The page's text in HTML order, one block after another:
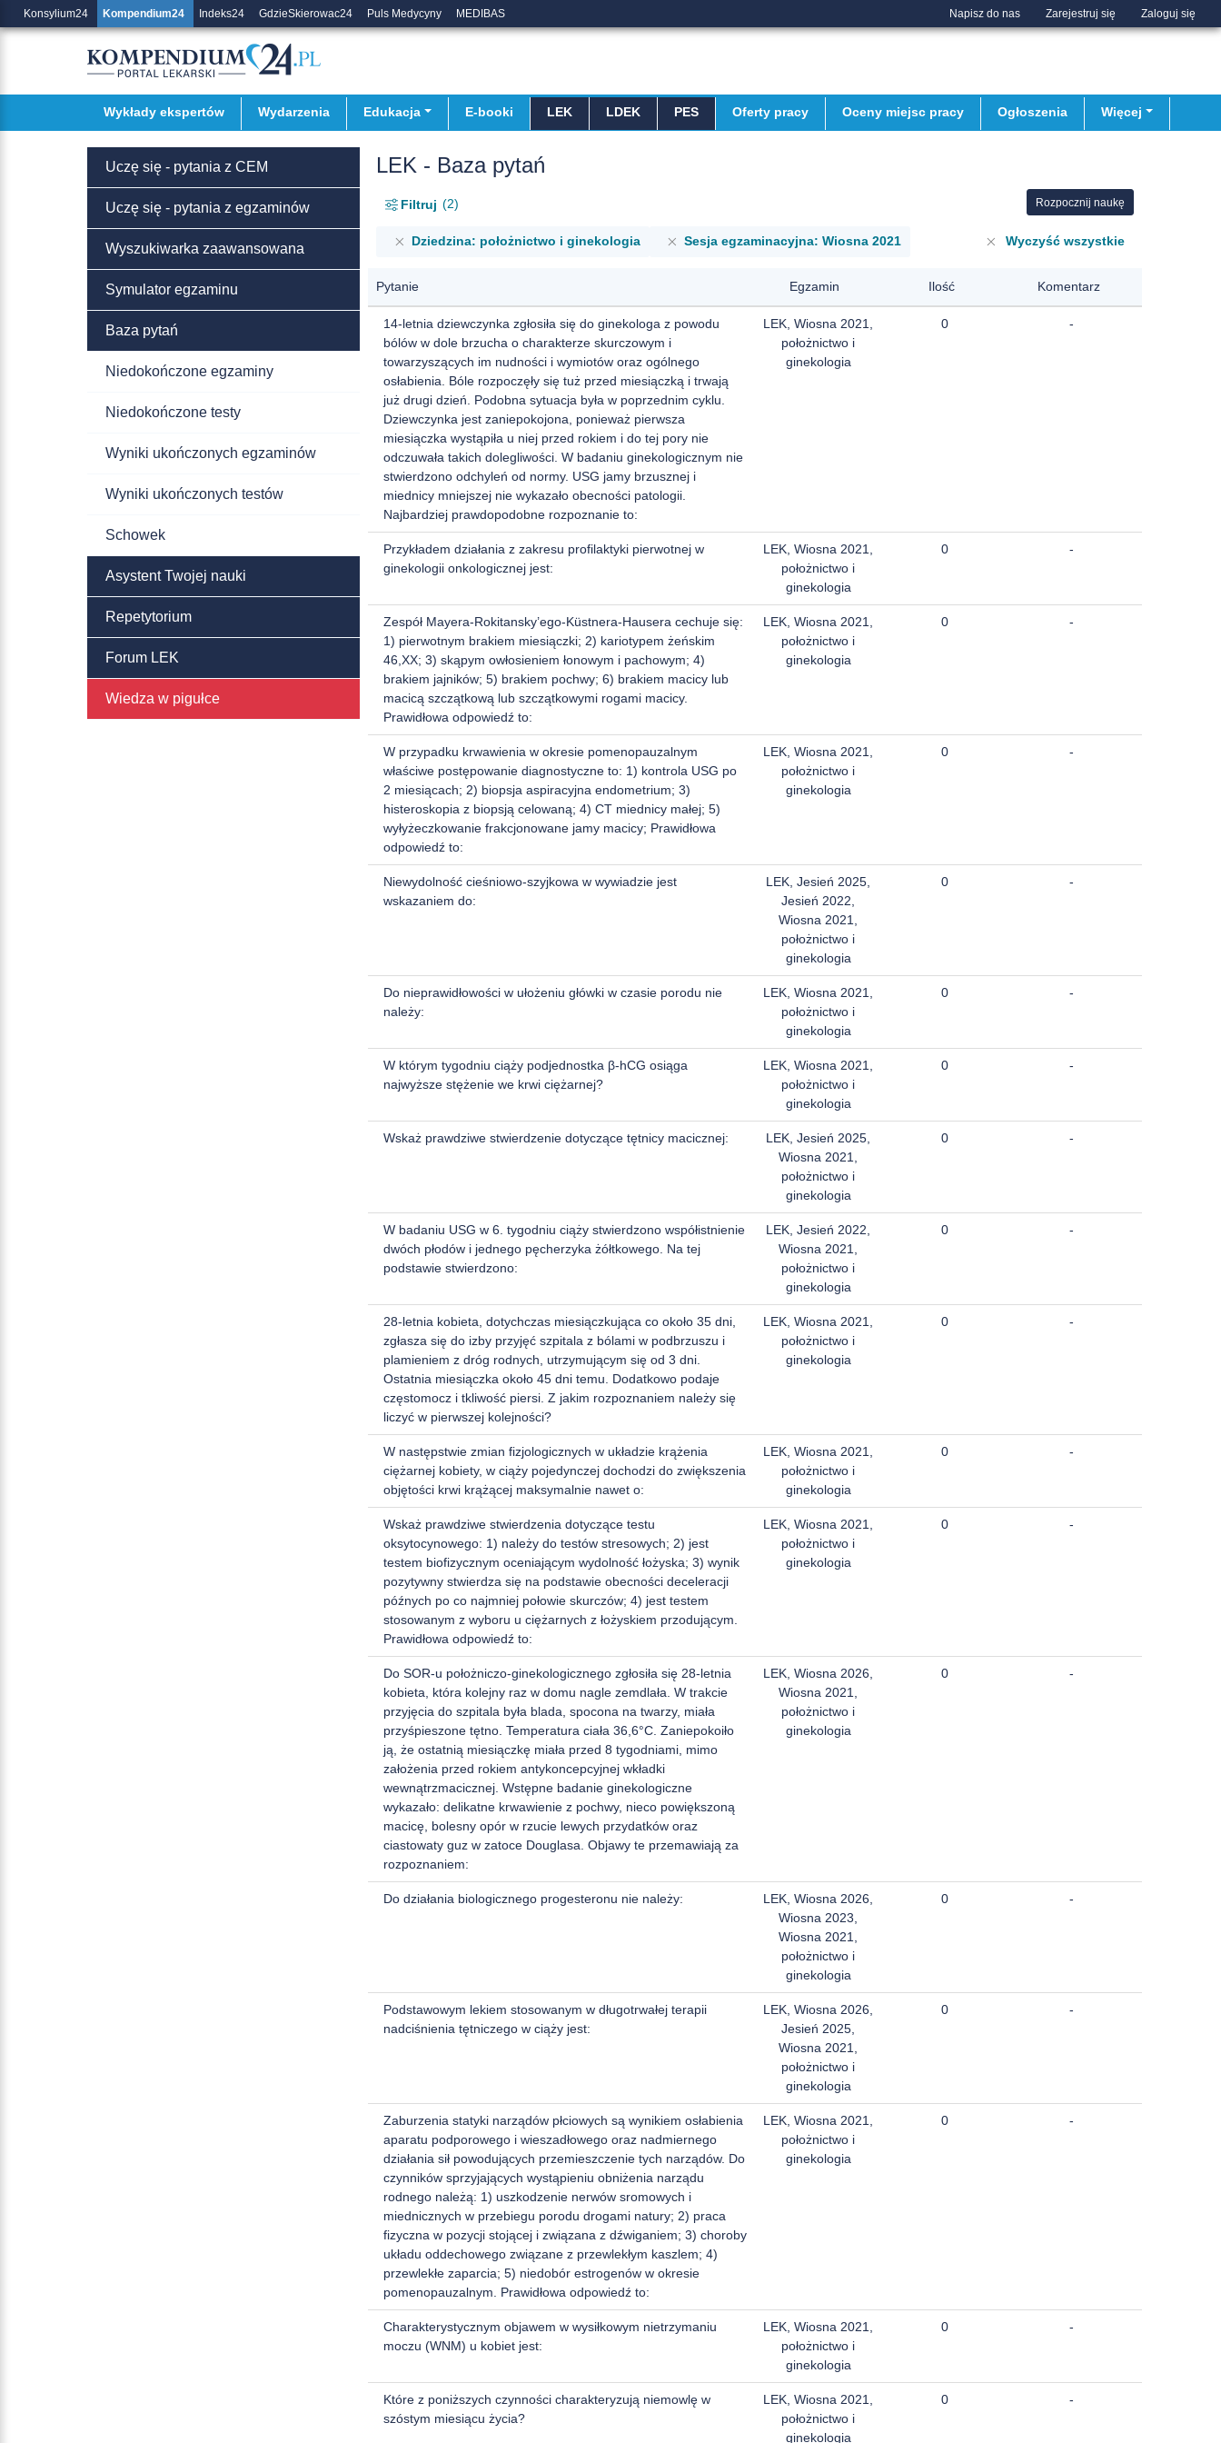
Konsylium24 Kompendium24 Indeks24 GdzieSkierowac24 Puls Medycyny MEDIBAS Napisz do nas Zarejestruj się Zaloguj się
Wykłady ekspertów Wydarzenia Edukacja E-booki LEK LDEK PES Oferty pracy Oceny miejsc pracy Ogłoszenia Więcej
Uczę się - pytania z CEM
Uczę się - pytania z egzaminów
Wyszukiwarka zaawansowana
Symulator egzaminu
Baza pytań
Niedokończone egzaminy
Niedokończone testy
Wyniki ukończonych egzaminów
Wyniki ukończonych testów
Schowek
Asystent Twojej nauki
Repetytorium
Forum LEK
Wiedza w pigułce
LEK - Baza pytań
Filtruj 2 Rozpocznij naukę
Dziedzina: położnictwo i ginekologia Sesja egzaminacyjna: Wiosna 2021 Wyczyść wszystkie
Pytanie Egzamin Ilość Komentarz
14-letnia dziewczynka zgłosiła się do ginekologa z powodu
bólów w dole brzucha o charakterze skurczowym i
towarzyszących im nudności i wymiotów oraz ogólnego
osłabienia. Bóle rozpoczęły się tuż przed miesiączką i trwają
już drugi dzień. Podobna sytuacja była w poprzednim cyklu.
Dziewczynka jest zaniepokojona, ponieważ pierwsza
miesiączka wystąpiła u niej przed rokiem i do tej pory nie
odczuwała takich dolegliwości. W badaniu ginekologicznym nie
stwierdzono odchyleń od normy. USG jamy brzusznej i
miednicy mniejszej nie wykazało obecności patologii.
Najbardziej prawdopodobne rozpoznanie to:
LEK, Wiosna 2021,
położnictwo i
ginekologia
0 -
Przykładem działania z zakresu profilaktyki pierwotnej w
ginekologii onkologicznej jest:
LEK, Wiosna 2021,
położnictwo i
ginekologia
0 -
Zespół Mayera-Rokitansky’ego-Küstnera-Hausera cechuje się:
1) pierwotnym brakiem miesiączki; 2) kariotypem żeńskim
46,XX; 3) skąpym owłosieniem łonowym i pachowym; 4)
brakiem jajników; 5) brakiem pochwy; 6) brakiem macicy lub
macicą szczątkową lub szczątkowymi rogami macicy.
Prawidłowa odpowiedź to:
LEK, Wiosna 2021,
położnictwo i
ginekologia
0 -
W przypadku krwawienia w okresie pomenopauzalnym
właściwe postępowanie diagnostyczne to: 1) kontrola USG po
2 miesiącach; 2) biopsja aspiracyjna endometrium; 3)
histeroskopia z biopsją celowaną; 4) CT miednicy małej; 5)
wyłyżeczkowanie frakcjonowane jamy macicy; Prawidłowa
odpowiedź to:
LEK, Wiosna 2021,
położnictwo i
ginekologia
0 -
Niewydolność cieśniowo-szyjkowa w wywiadzie jest
wskazaniem do:
LEK, Jesień 2025,
Jesień 2022,
Wiosna 2021,
położnictwo i
ginekologia
0 -
Do nieprawidłowości w ułożeniu główki w czasie porodu nie
należy:
LEK, Wiosna 2021,
położnictwo i
ginekologia
0 -
W którym tygodniu ciąży podjednostka β-hCG osiąga
najwyższe stężenie we krwi ciężarnej?
LEK, Wiosna 2021,
położnictwo i
ginekologia
0 -
Wskaż prawdziwe stwierdzenie dotyczące tętnicy macicznej:
LEK, Jesień 2025,
Wiosna 2021,
położnictwo i
ginekologia
0 -
W badaniu USG w 6. tygodniu ciąży stwierdzono współistnienie
dwóch płodów i jednego pęcherzyka żółtkowego. Na tej
podstawie stwierdzono:
LEK, Jesień 2022,
Wiosna 2021,
położnictwo i
ginekologia
0 -
28-letnia kobieta, dotychczas miesiączkująca co około 35 dni,
zgłasza się do izby przyjęć szpitala z bólami w podbrzuszu i
plamieniem z dróg rodnych, utrzymującym się od 3 dni.
Ostatnia miesiączka około 45 dni temu. Dodatkowo podaje
częstomocz i tkliwość piersi. Z jakim rozpoznaniem należy się
liczyć w pierwszej kolejności?
LEK, Wiosna 2021,
położnictwo i
ginekologia
0 -
W następstwie zmian fizjologicznych w układzie krążenia
ciężarnej kobiety, w ciąży pojedynczej dochodzi do zwiększenia
objętości krwi krążącej maksymalnie nawet o:
LEK, Wiosna 2021,
położnictwo i
ginekologia
0 -
Wskaż prawdziwe stwierdzenia dotyczące testu
oksytocynowego: 1) należy do testów stresowych; 2) jest
testem biofizycznym oceniającym wydolność łożyska; 3) wynik
pozytywny stwierdza się na podstawie obecności deceleracji
późnych po co najmniej połowie skurczów; 4) jest testem
stosowanym z wyboru u ciężarnych z łożyskiem przodującym.
Prawidłowa odpowiedź to:
LEK, Wiosna 2021,
położnictwo i
ginekologia
0 -
Do SOR-u położniczo-ginekologicznego zgłosiła się 28-letnia
kobieta, która kolejny raz w domu nagle zemdlała. W trakcie
przyjęcia do szpitala była blada, spocona na twarzy, miała
przyśpieszone tętno. Temperatura ciała 36,6°C. Zaniepokoiło
ją, że ostatnią miesiączkę miała przed 8 tygodniami, mimo
założenia przed rokiem antykoncepcyjnej wkładki
wewnątrzmacicznej. Wstępne badanie ginekologiczne
wykazało: delikatne krwawienie z pochwy, nieco powiększoną
macicę, bolesny opór w rzucie lewych przydatków oraz
ciastowaty guz w zatoce Douglasa. Objawy te przemawiają za
rozpoznaniem:
LEK, Wiosna 2026,
Wiosna 2021,
położnictwo i
ginekologia
0 -
Do działania biologicznego progesteronu nie należy:
LEK, Wiosna 2026,
Wiosna 2023,
Wiosna 2021,
położnictwo i
ginekologia
0 -
Podstawowym lekiem stosowanym w długotrwałej terapii
nadciśnienia tętniczego w ciąży jest:
LEK, Wiosna 2026,
Jesień 2025,
Wiosna 2021,
położnictwo i
ginekologia
0 -
Zaburzenia statyki narządów płciowych są wynikiem osłabienia
aparatu podporowego i wieszadłowego oraz nadmiernego
działania sił powodujących przemieszczenie tych narządów. Do
czynników sprzyjających wystąpieniu obniżenia narządu
rodnego należą: 1) uszkodzenie nerwów sromowych i
miednicznych w przebiegu porodu drogami natury; 2) praca
fizyczna w pozycji stojącej i związana z dźwiganiem; 3) choroby
układu oddechowego związane z przewlekłym kaszlem; 4)
przewlekłe zaparcia; 5) niedobór estrogenów w okresie
pomenopauzalnym. Prawidłowa odpowiedź to:
LEK, Wiosna 2021,
położnictwo i
ginekologia
0 -
Charakterystycznym objawem w wysiłkowym nietrzymaniu
moczu (WNM) u kobiet jest:
LEK, Wiosna 2021,
położnictwo i
ginekologia
0 -
Które z poniższych czynności charakteryzują niemowlę w
szóstym miesiącu życia?
LEK, Wiosna 2021,
położnictwo i
ginekologia
0 -